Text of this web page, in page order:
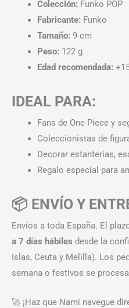
Colección: Funko POP
Fabricante: Funko
Tamaño: 9 cm
Peso: 122 g
Edad recomendada:
IDEAL PARA:
Fans de One Piece y
Coleccionistas de
Decorar estanterías,
Regalo especial para
📦 ENVÍO Y
Envíos a toda España. El
a 7 días hábiles desde la
Islas, Ceuta y Melilla). Los
semana o festivos se
🚀 ¡Haz que Nami navegue